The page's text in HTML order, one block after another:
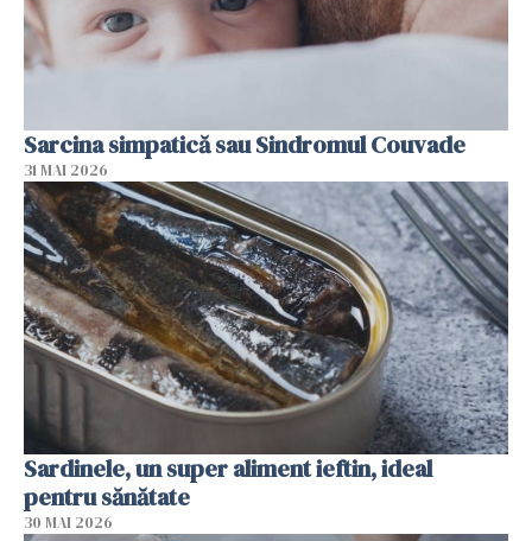
Sarcina simpatică sau Sindromul Couvade
31 MAI 2026
Sardinele, un super aliment ieftin, ideal
pentru sănătate
30 MAI 2026